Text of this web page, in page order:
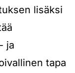
lisäksi
ja
tapa